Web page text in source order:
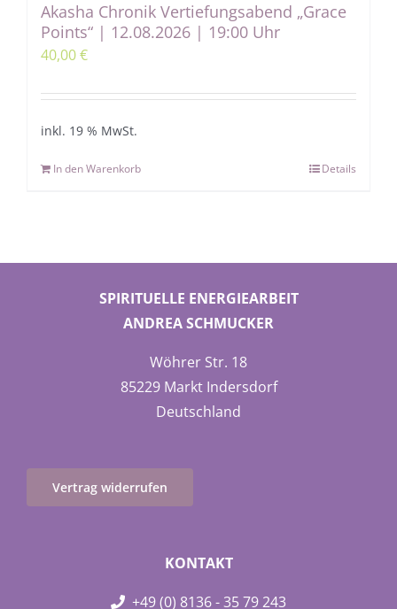
Akasha Chronik Vertiefungsabend „Grace
Points“ | 12.08.2026 | 19:00 Uhr
40,00€
inkl. 19 % MwSt.
In den Warenkorb Details
SPIRITUELLE ENERGIEARBEIT
ANDREA SCHMUCKER
Wöhrer Str. 18
85229 Markt Indersdorf
Deutschland
Vertrag widerrufen
KONTAKT
+49 (0) 8136 - 35 79 243